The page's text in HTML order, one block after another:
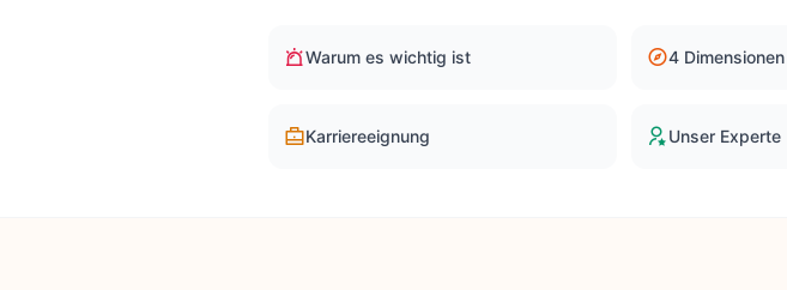
Warum es wichtig ist 4 Dimensionen
Karriereeignung Unser Experte